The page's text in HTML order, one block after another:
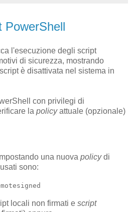
PowerShell
l'esecuzione degli script
di sicurezza, mostrando
è disattivata nel sistema in
con privilegi di
la policyattuale (opzionale)
una nuova policydi
sono:
locali non firmati e script